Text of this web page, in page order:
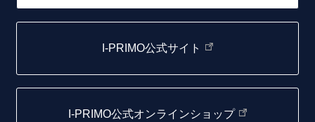
函館店
取扱店)エヴァンスブライダル 旭川本店
青森店
I-PRIMO公式サイト
I-PRIMO公式オンラインショップ